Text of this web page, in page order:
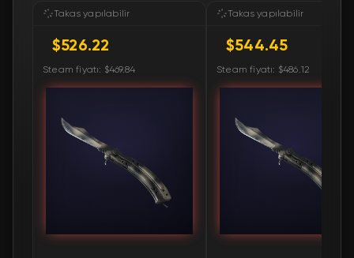
FN $544.90 🛒
FN $544.90
FN $545.62🛒
$548.04🛒
FN $548.13🛒
Takas yapılabilir
$526.22
Steam fiyatı: $469.84
Takas yapılabilir
$544.45
Steam fiyatı: $486.12